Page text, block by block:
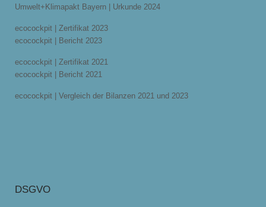
Umwelt+Klimapakt Bayern | Urkunde 2024
ecocockpit | Zertifikat 2023
ecocockpit | Bericht 2023
ecocockpit | Zertifikat 2021
ecocockpit | Bericht 2021
ecocockpit | Vergleich der Bilanzen 2021 und 2023
DSGVO